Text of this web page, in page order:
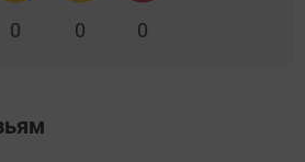
0 0 0